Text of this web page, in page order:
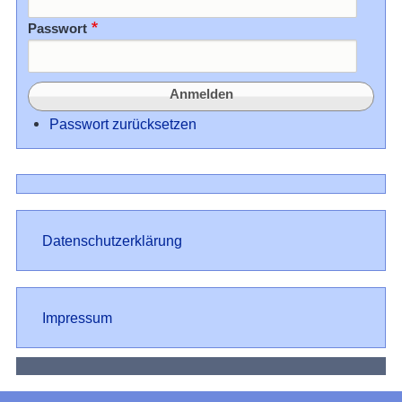
Passwort
Passwort zurücksetzen
Datenschutz
Datenschutzerklärung
Impressum
Impressum